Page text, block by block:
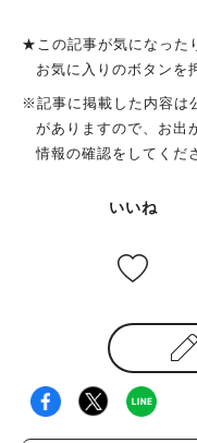
★この記事が気になった
お気に入りのボタンを
※記事に掲載した内容は
がありますので、お出
情報の確認をしてくだ
いいね